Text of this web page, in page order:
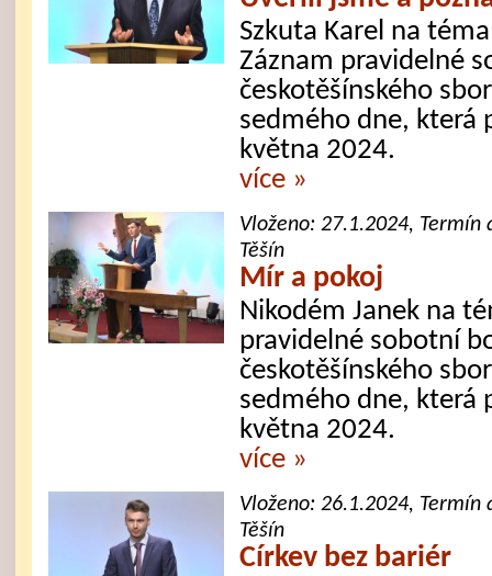
Szkuta Karel na
Záznam pravidelné
českotěšínského
sedmého dne, která
května 2024.
více »
Vloženo:27.1.2024, Termín
Těšín
Mír a pokoj
Nikodém Janek na
pravidelné sobotní
českotěšínského
sedmého dne, která
května 2024.
více »
Vloženo:26.1.2024, Termín
Těšín
Církev bez bariér